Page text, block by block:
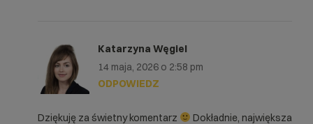
Katarzyna Węgiel
14 maja, 2026 o 2:58 pm
Dziękuję za świetny komentarz Dokładnie, największa
ODPOWIEDZ